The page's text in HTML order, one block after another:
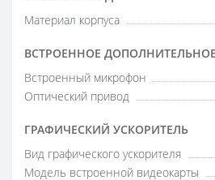
Материал корпуса
ВСТРОЕННОЕ
Встроенный микрофон
Оптический привод
ГРАФИЧЕСКИЙ УСКОРИТЕЛЬ
Вид графического ускорителя
Модель встроенной видеокарты